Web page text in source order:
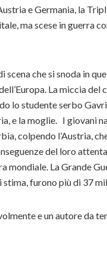
e Germania, la
ma scese in guerra
che si snoda in
La miccia
lo studente serbo
e la moglie. I giovani
colpendo l’Austria,
del loro
mondiale. La Grande
stima, furono più di 37
e un autore da